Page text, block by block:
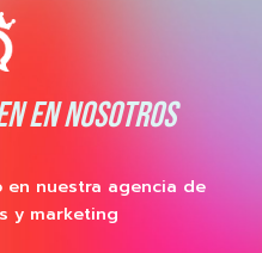
EN NOSOTROS
en nuestra agencia de
y marketing